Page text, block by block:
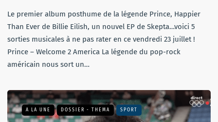
Le premier album posthume de la légende Prince, Happier
Than Ever de Billie Eilish, un nouvel EP de Skepta…voici 5
sorties musicales à ne pas rater en ce vendredi 23 juillet !
Prince – Welcome 2 America La légende du pop-rock
américain nous sort un…
A LA UNE DOSSIER - THEMA SPORT